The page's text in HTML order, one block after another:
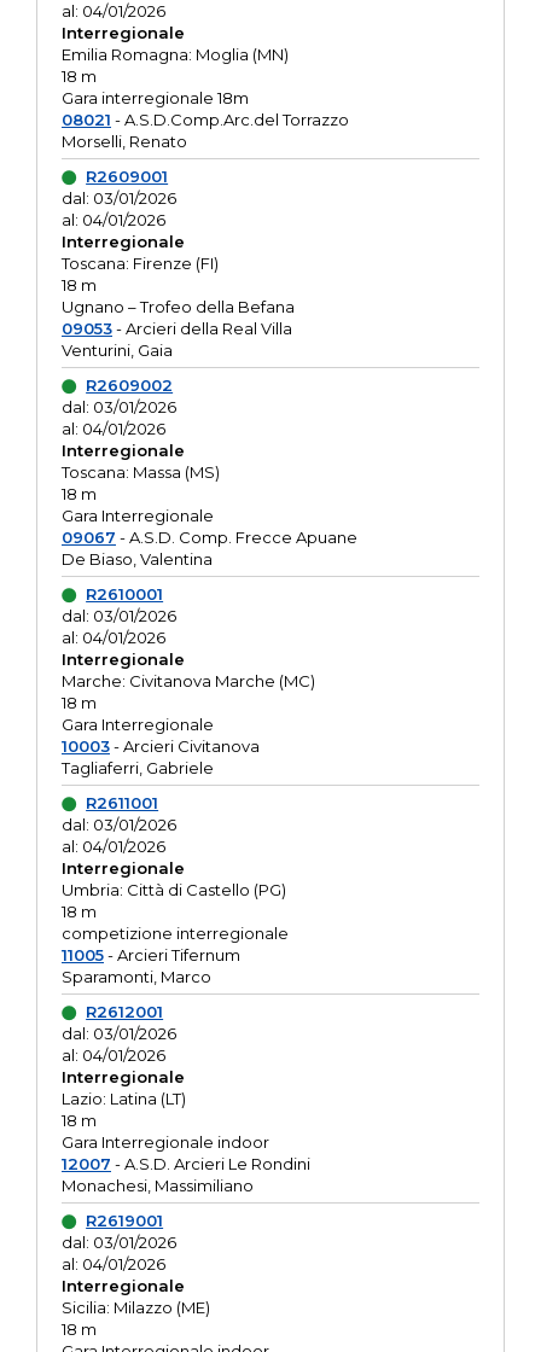
al: 04/01/2026
Interregionale
Emilia Romagna: Moglia (MN)
18 m
Gara interregionale 18m
08021 - A.S.D.Comp.Arc.del Torrazzo
Morselli, Renato
R2609001
dal: 03/01/2026
al: 04/01/2026
Interregionale
Toscana: Firenze (FI)
18 m
Ugnano – Trofeo della Befana
09053- Arcieri della Real Villa
Venturini, Gaia
R2609002
dal: 03/01/2026
al: 04/01/2026
Interregionale
Toscana: Massa (MS)
18 m
Gara Interregionale
09067 - A.S.D. Comp. Frecce Apuane
De Biaso, Valentina
R2610001
dal: 03/01/2026
al: 04/01/2026
Interregionale
Marche: Civitanova Marche (MC)
18 m
Gara Interregionale
10003- Arcieri Civitanova
Tagliaferri, Gabriele
R2611001
dal: 03/01/2026
al: 04/01/2026
Interregionale
Umbria: Città di Castello (PG)
18 m
competizione interregionale
11005- Arcieri Tifernum
Sparamonti, Marco
R2612001
dal: 03/01/2026
al: 04/01/2026
Interregionale
Lazio: Latina (LT)
18 m
Gara Interregionale indoor
12007 - A.S.D. Arcieri Le Rondini
Monachesi, Massimiliano
R2619001
dal: 03/01/2026
al: 04/01/2026
Interregionale
Sicilia: Milazzo (ME)
18 m